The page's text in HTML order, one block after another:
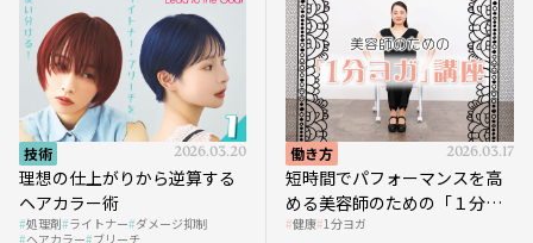
技術 2026.03.20
理想の仕上がりから逆算する
ヘアカラー術
処理剤 ライトナー ダメージ抑制
ヘアカラー ブリーチ
働き方 2026.03.17
短時間でパフォーマンスを高
める美容師のための「１分ヨ
ガ」講座｜実践編
健康 1分ヨガ